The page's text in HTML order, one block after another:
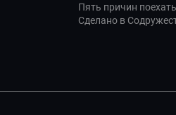
Пять причин
Сделано в